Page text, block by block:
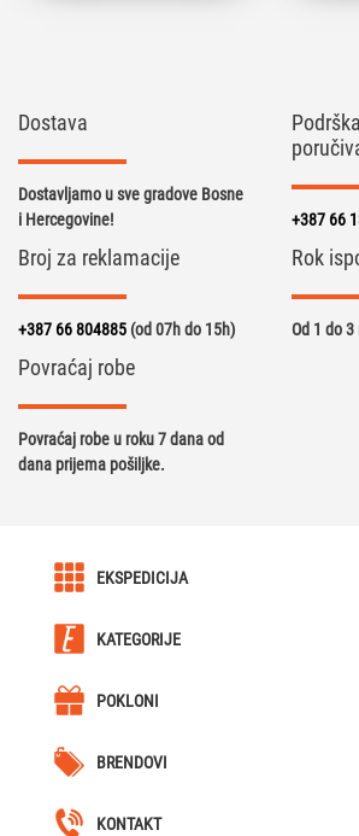
Dostava
Dostavljamo u sve gradove Bosne
i Hercegovine!
+387 66
Broj za reklamacije
+387 66 804885 (od 07h do 15h)
Rok
Od 1 do
Povraćaj robe
Povraćaj robe u roku 7 dana od
dana prijema pošiljke.
EKSPEDICIJA
Karijera u Ekspediciji
Uslovi kupovine
Cjelokupna ponuda
Naše lokacije
KATEGORIJE
Kutije za Satove / Nakit
Hjumidori / Breneri / Piksle / Sjekači za
POKLONI
Poklon za dečka
Poklon za djevojku
BRENDOVI
KONTAKT